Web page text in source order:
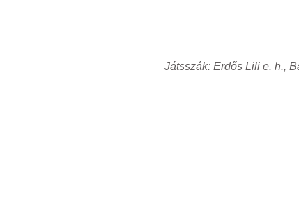
Játsszák: Erdős Lili e. h.,